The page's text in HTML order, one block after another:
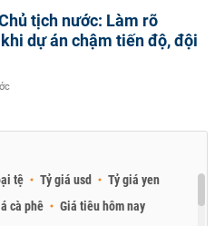
tịch nước: Làm rõ
dự án chậm tiến độ, đội
tệ Tỷ giá usd
Tỷ giá yen
cà phê
Giá tiêu hôm nay